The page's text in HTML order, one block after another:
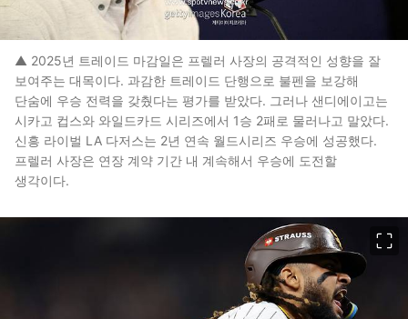
▲ 2025년 트레이드 마감일은 프렐러 사장의 공격적인 성향을 잘
보여주는 대목이다. 과감한 트레이드 단행으로 불펜을 보강해
단숨에 우승 전력을 갖췄다는 평가를 받았다. 그러나 샌디에이고는
시카고 컵스와 와일드카드 시리즈에서 1승 2패로 물러나고 말았다.
신흥 라이벌 LA 다저스는 2년 연속 월드시리즈 우승에 성공했다.
프렐러 사장은 연장 계약 기간 내 계속해서 우승에 도전할
생각이다.